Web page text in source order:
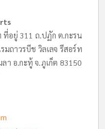
ที่อยู่ 311 ถ.ปฏัก ต.กะรน
มถาวรบีช วิลเลจ รีสอร์ท
อ.กะทู้ จ.ภูเก็ต 83150